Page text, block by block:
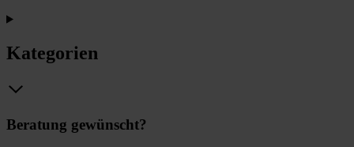
Kategorien
Beratung gewünscht?